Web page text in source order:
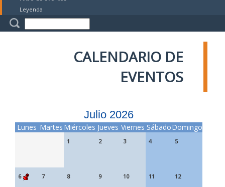
Leyenda
CALENDARIO DE
EVENTOS
Julio 2026
Lunes Martes Miércoles Jueves Viernes SábadoDomingo
1 2 3 4 5
6 7 8 9 10 11 12